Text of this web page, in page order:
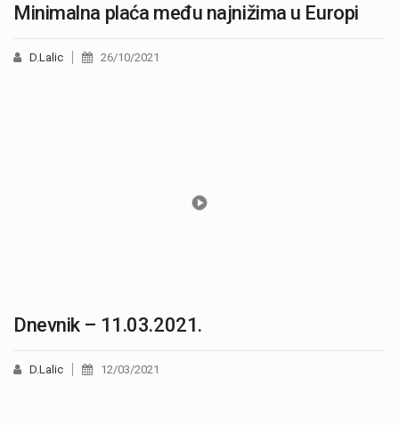
Minimalna plaća među najnižima u Europi
D.Lalic 26/10/2021
Dnevnik – 11.03.2021.
D.Lalic 12/03/2021